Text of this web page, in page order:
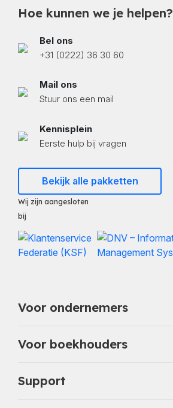
Hoe kunnen we je helpen?
Bel ons
+31 (0222) 36 30 60
Mail ons
Stuur ons een mail
Kennisplein
Eerste hulp bij vragen
Bekijk alle pakketten
Wij zijn aangesloten
bij
Voor ondernemers
Voor boekhouders
Support